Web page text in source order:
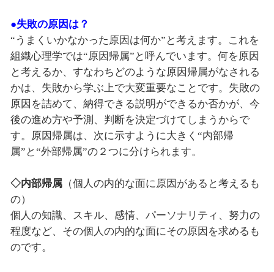
●失敗の原因は？
“うまくいかなかった原因は何か”と考えます。これを
組織心理学では“原因帰属”と呼んでいます。何を原因
と考えるか、すなわちどのような原因帰属がなされる
かは、失敗から学ぶ上で大変重要なことです。失敗の
原因を詰めて、納得できる説明ができるか否かが、今
後の進め方や予測、判断を決定づけてしまうからで
す。原因帰属は、次に示すように大きく“内部帰
属”と“外部帰属”の２つに分けられます。
◇内部帰属（個人の内的な面に原因があると考えるも
の）
個人の知識、スキル、感情、パーソナリティ、努力の
程度など、その個人の内的な面にその原因を求めるも
のです。